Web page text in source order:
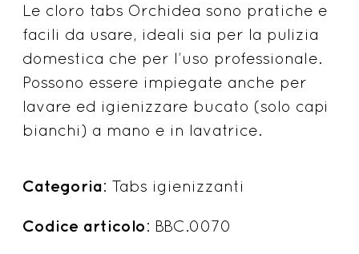
Le cloro tabs Orchidea sono pratiche e
facili da usare, ideali sia per la pulizia
domestica che per l’uso professionale.
Possono essere impiegate anche per
lavare ed igienizzare bucato (solo capi
bianchi) a mano e in lavatrice.
Categoria: Tabs igienizzanti
Codice articolo: BBC.0070